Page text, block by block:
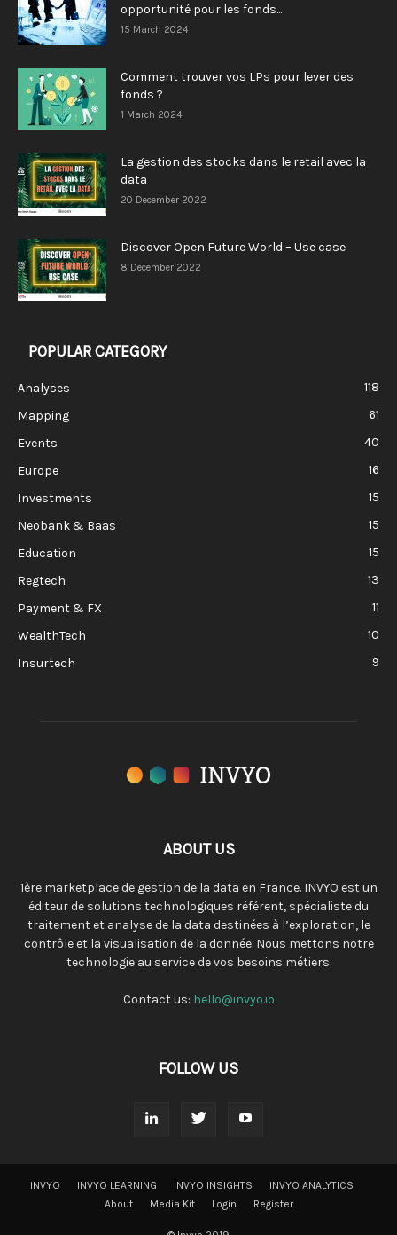
opportunité pour les fonds...
15 March 2024
Comment trouver vos LPs pour lever des
fonds ?
1 March 2024
La gestion des stocks dans le retail avec la
data
20 December 2022
Discover Open Future World – Use case
8 December 2022
POPULAR CATEGORY
Analyses
118
Mapping
61
Events
40
Europe
16
Investments
15
Neobank & Baas
15
Education
15
Regtech
13
Payment & FX
11
WealthTech
10
Insurtech
9
ABOUT US
1ère marketplace de gestion de la data en France. INVYO est un
éditeur de solutions technologiques référent, spécialiste du
traitement et analyse de la data destinées à l’exploration, le
contrôle et la visualisation de la donnée. Nous mettons notre
technologie au service de vos besoins métiers.
Contact us: hello@invyo.io
FOLLOW US
INVYO INVYO LEARNING INVYO INSIGHTS
INVYO ANALYTICS
About
Media Kit Login Register